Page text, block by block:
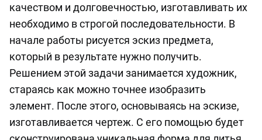
качеством и долговечностью, изготавливать их
необходимо в строгой последовательности. В
начале работы рисуется эскиз предмета,
который в результате нужно получить.
Решением этой задачи занимается художник,
стараясь как можно точнее изобразить
элемент. После этого, основываясь на эскизе,
изготавливается чертеж. С его помощью будет